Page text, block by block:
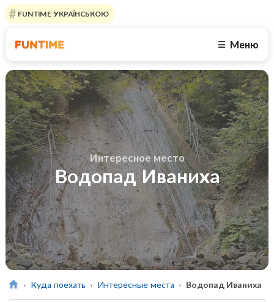
FUNTIME УКРАЇНСЬКОЮ
☰ Меню
Интересное место
Водопад Иваниха
Куда поехать Интересные места Водопад Иваниха